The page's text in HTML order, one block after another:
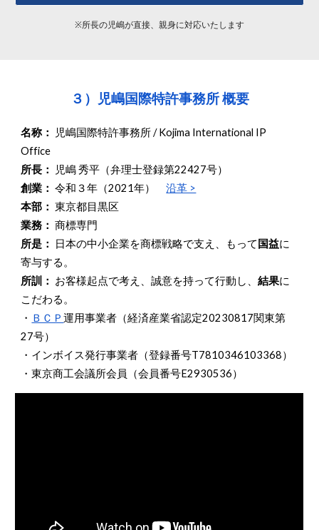
※所長の児嶋が直接、親身に対応いたします
３）児嶋国際特許事務所 概要
名称： 児嶋国際特許事務所/Kojima International IP
Office
所長：
児嶋 秀平 （弁理士登録第22427号）
創業： 令和３年（2021年）沿革 >
本部 ：東京都目黒区
業務：商標専門
所是 ： 日本の中小企業を商標戦略で支え、もって 国益に
寄与する。
所訓： お客様起点で考え、誠意を持って行動し、結果に
こだわる。
・ ＢＣＰ運用事業者（経済産業省認定20230817関東第
27号）
・インボイス発行事業者（登録番号T7810346103368）
・東京商工会議所会員（会員番号E2930536）